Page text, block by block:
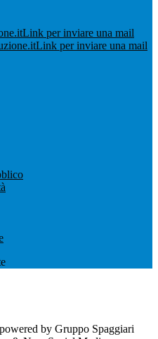
Link per inviare una mail
Link per inviare una mail
by Gruppo Spaggiari